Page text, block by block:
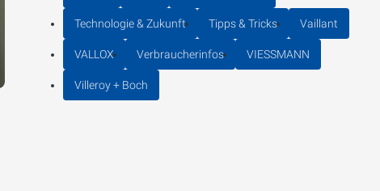
Technologie & Zukunft Tipps & Tricks Vaillant
VALLOX Verbraucherinfos VIESSMANN
Villeroy + Boch